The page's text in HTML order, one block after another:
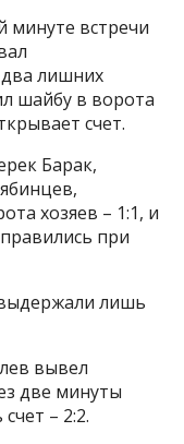
минуте встречи
лишних
шайбу в ворота
счет.
Барак,
хозяев – 1:1, и
при
лишь
вывел
две минуты
– 2:2.